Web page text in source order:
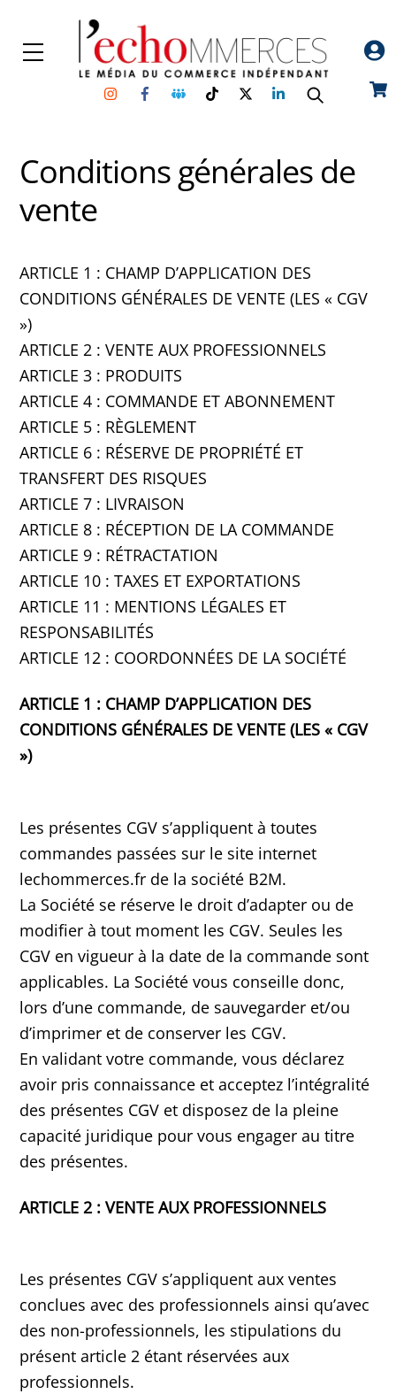
content
Menu
InstagramFacebookGroupe
Facebook
TikTokTwitterLinkedin
Conditions générales de
vente
ARTICLE 1 : CHAMP D’APPLICATION DES
CONDITIONS GÉNÉRALES DE VENTE (LES « CGV
»)
ARTICLE 2 : VENTE AUX PROFESSIONNELS
ARTICLE 3 : PRODUITS
ARTICLE 4 : COMMANDE ET ABONNEMENT
ARTICLE 5 : RÈGLEMENT
ARTICLE 6 : RÉSERVE DE PROPRIÉTÉ ET
TRANSFERT DES RISQUES
ARTICLE 7 : LIVRAISON
ARTICLE 8 : RÉCEPTION DE LA COMMANDE
ARTICLE 9 : RÉTRACTATION
ARTICLE 10 : TAXES ET EXPORTATIONS
ARTICLE 11 : MENTIONS LÉGALES ET
RESPONSABILITÉS
ARTICLE 12 : COORDONNÉES DE LA SOCIÉTÉ
ARTICLE 1 : CHAMP D’APPLICATION DES
CONDITIONS GÉNÉRALES DE VENTE (LES « CGV
»)
Les présentes CGV s’appliquent à toutes
commandes passées sur le site internet
lechommerces.fr de la société B2M.
La Société se réserve le droit d’adapter ou de
modifier à tout moment les CGV. Seules les
CGV en vigueur à la date de la commande sont
applicables. La Société vous conseille donc,
lors d’une commande, de sauvegarder et/ou
d’imprimer et de conserver les CGV.
En validant votre commande, vous déclarez
avoir pris connaissance et acceptez l’intégralité
des présentes CGV et disposez de la pleine
capacité juridique pour vous engager au titre
des présentes.
ARTICLE 2 : VENTE AUX PROFESSIONNELS
Les présentes CGV s’appliquent aux ventes
conclues avec des professionnels ainsi qu’avec
des non-professionnels, les stipulations du
présent article 2 étant réservées aux
professionnels.